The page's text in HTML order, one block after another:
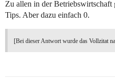
Zu allen in der Betriebswirtschaft
Tips. Aber dazu einfach 0.
[Bei dieser Antwort wurde das Vollzitat